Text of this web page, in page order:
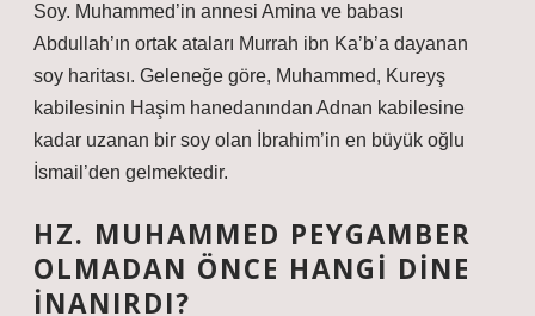
Soy. Muhammed’in annesi Amina ve babası
Abdullah’ın ortak ataları Murrah ibn Ka’b’a dayanan
soy haritası. Geleneğe göre, Muhammed, Kureyş
kabilesinin Haşim hanedanından Adnan kabilesine
kadar uzanan bir soy olan İbrahim’in en büyük oğlu
İsmail’den gelmektedir.
HZ. MUHAMMED PEYGAMBER
OLMADAN ÖNCE HANGI DINE
INANIRDI?